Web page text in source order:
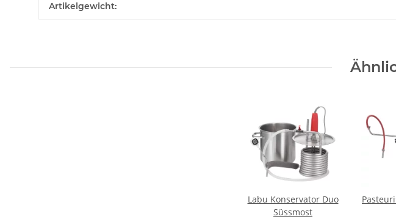
Artikelgewicht:
Labu Konservator Duo
Süssmost